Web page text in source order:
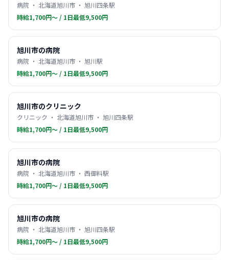
病院 ・ 北海道旭川市 ・ 旭川四条駅
時給1,700円〜 / 1日最低9,500円
旭川市の病院
病院 ・ 北海道旭川市 ・ 旭川駅
時給1,700円〜 / 1日最低9,500円
旭川市のクリニック
クリニック ・ 北海道旭川市 ・ 旭川四条駅
時給1,700円〜 / 1日最低9,500円
旭川市の病院
病院 ・ 北海道旭川市 ・ 西御料駅
時給1,700円〜 / 1日最低9,500円
旭川市の病院
病院 ・ 北海道旭川市 ・ 旭川四条駅
時給1,700円〜 / 1日最低9,500円